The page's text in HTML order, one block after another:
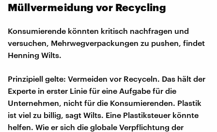
Müllvermeidung vor Recycling
Konsumierende könnten kritisch nachfragen und
versuchen, Mehrwegverpackungen zu pushen, findet
Henning Wilts.
Prinzipiell gelte: Vermeiden vor Recyceln. Das hält der
Experte in erster Linie für eine Aufgabe für die
Unternehmen, nicht für die Konsumierenden. Plastik
ist viel zu billig, sagt Wilts. Eine Plastiksteuer könnte
helfen. Wie er sich die globale Verpflichtung der